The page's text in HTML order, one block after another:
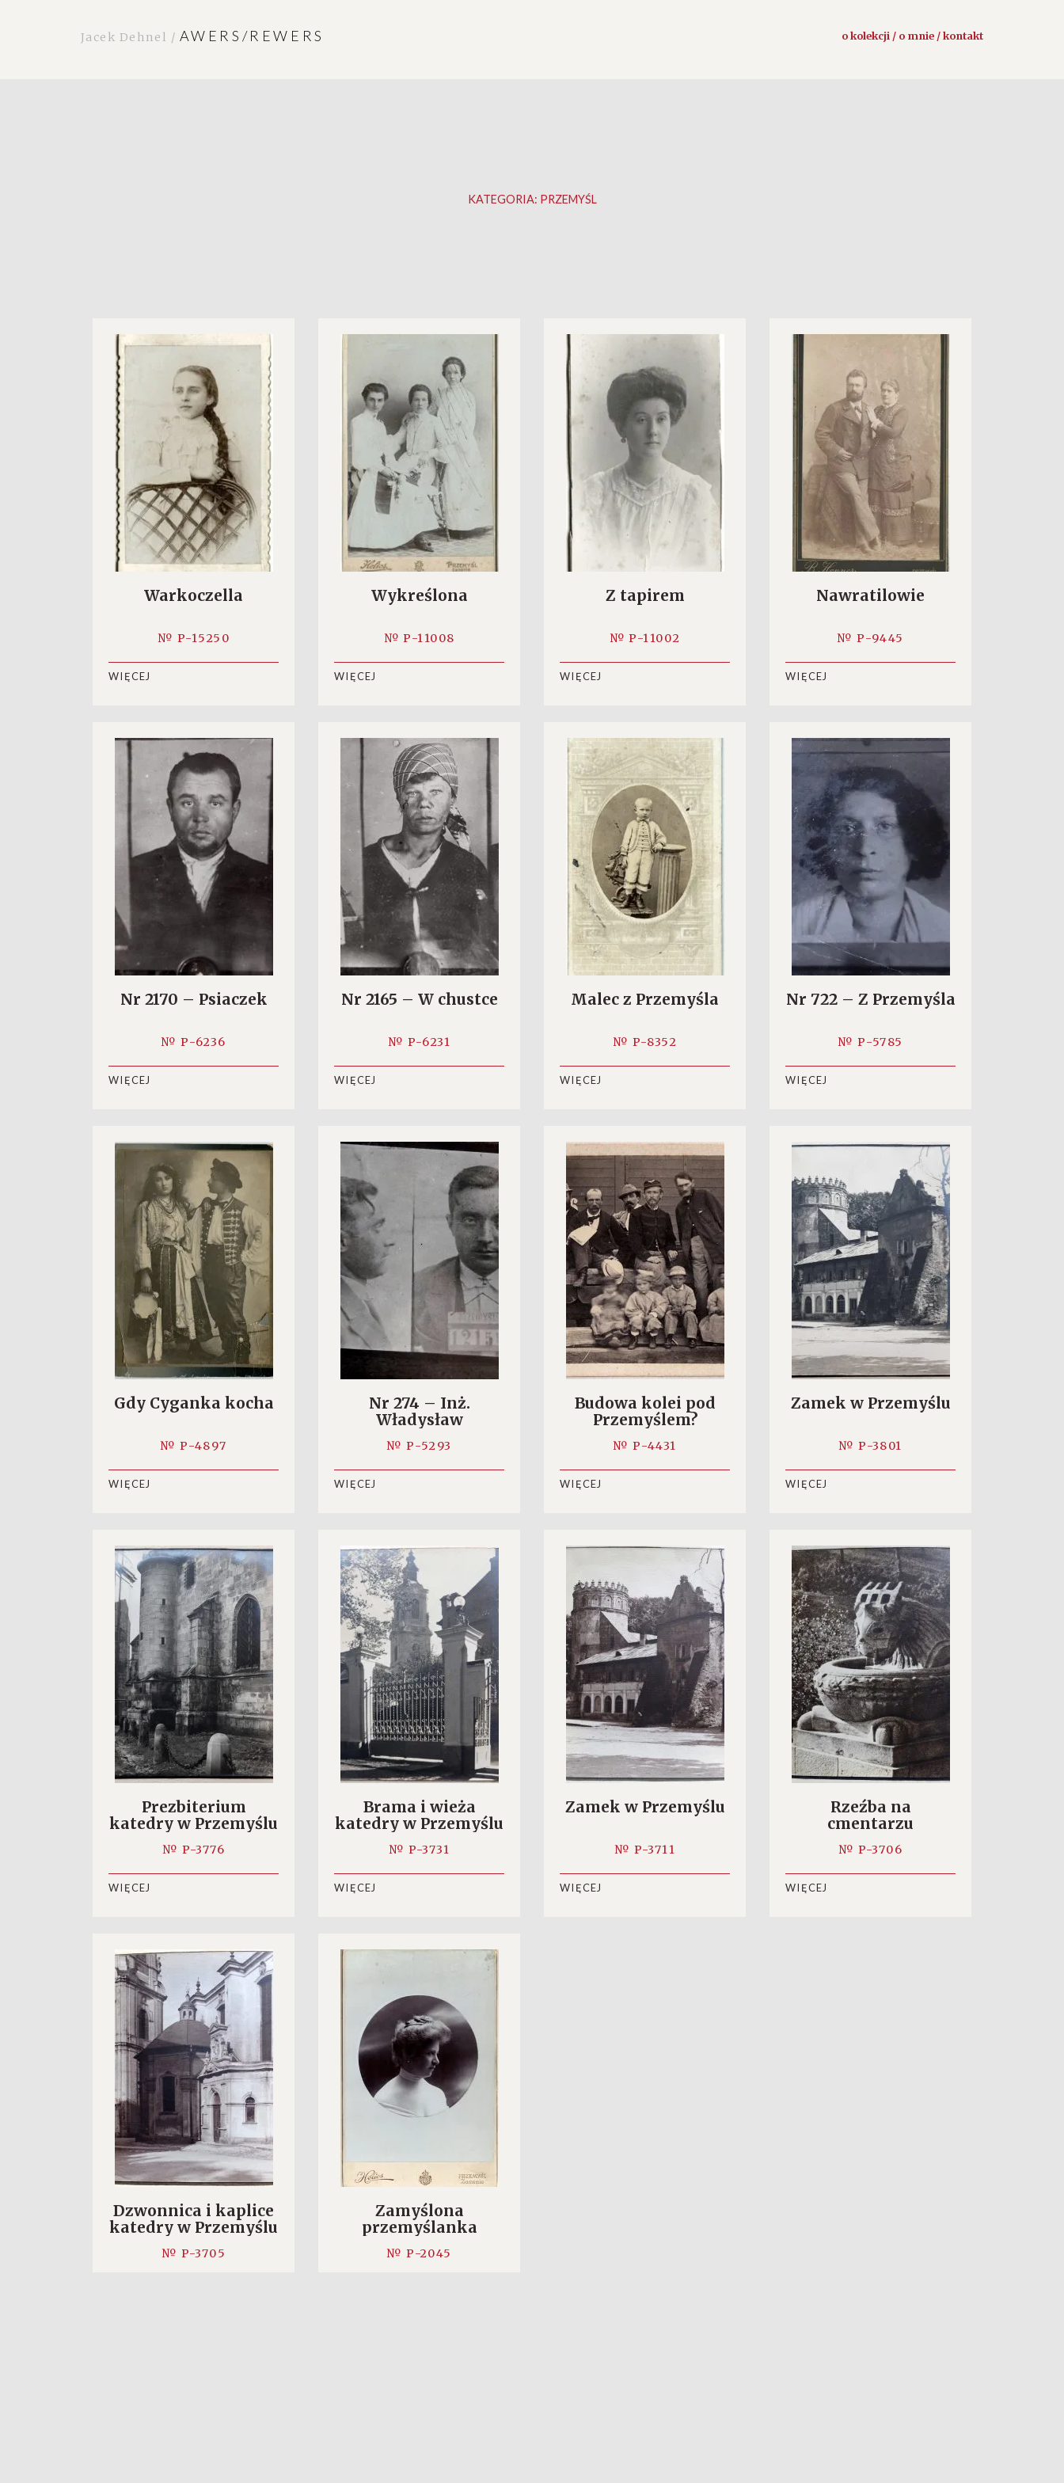
Jacek Dehnel / AWERS/REWERS o kolekcji / o mnie / kontakt
KATEGORIA: PRZEMYŚL
Warkoczella
№ P-15250
WIĘCEJ
Wykreślona
№ P-11008
WIĘCEJ
Z tapirem
№ P-11002
WIĘCEJ
Nawratilowie
№ P-9445
WIĘCEJ
Nr 2170 – Psiaczek
№ P-6236
WIĘCEJ
Nr 2165 – W chustce
№ P-6231
WIĘCEJ
Malec z Przemyśla
№ P-8352
WIĘCEJ
Nr 722 – Z Przemyśla
№ P-5785
WIĘCEJ
Gdy Cyganka kocha
№ P-4897
WIĘCEJ
Nr 274 – Inż.
Władysław
Wydrzyński, fałszerz
№ P-5293
WIĘCEJ
Budowa kolei pod
Przemyślem?
№ P-4431
WIĘCEJ
Zamek w Przemyślu
№ P-3801
WIĘCEJ
Prezbiterium
katedry w Przemyślu
№ P-3776
WIĘCEJ
Brama i wieża
katedry w Przemyślu
№ P-3731
WIĘCEJ
Zamek w Przemyślu
№ P-3711
WIĘCEJ
Rzeźba na
cmentarzu
wojskowym na
Zasaniu
№ P-3706
WIĘCEJ
Dzwonnica i kaplice
katedry w Przemyślu
№ P-3705
Zamyślona
przemyślanka
№ P-2045